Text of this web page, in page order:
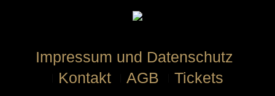
Impressum und Datenschutz
Kontakt
AGB Tickets